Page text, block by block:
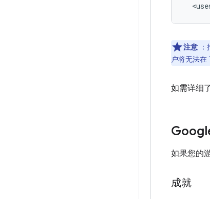
注意 ：
户将无法在
如需详细
如果您的
成就